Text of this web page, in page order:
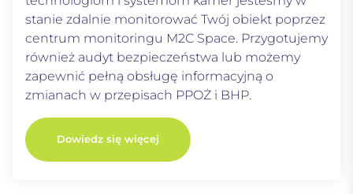
stanie zdalnie monitorować Twój obiekt poprzez
centrum monitoringu M2C Space. Przygotujemy
również audyt bezpieczeństwa lub możemy
zapewnić pełną obsługę informacyjną o
zmianach w przepisach PPOŻ i BHP.
Dowiedz się więcej